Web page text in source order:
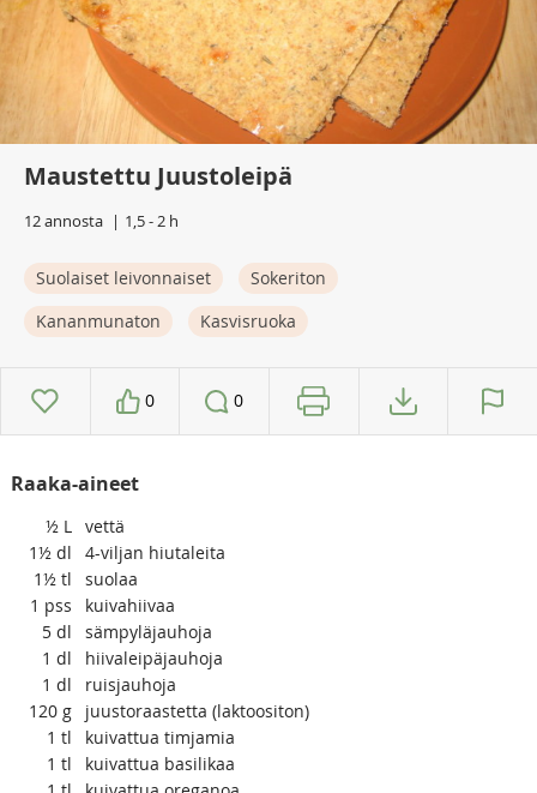
Maustettu Juustoleipä
12 annosta 1,5 - 2 h
Suolaiset leivonnaiset
Sokeriton
Kananmunaton
Kasvisruoka
0 0
Raaka-aineet
½ L vettä
1½ dl
4-viljan hiutaleita
1½ tl
suolaa
1 pss
kuivahiivaa
5 dl
sämpyläjauhoja
1 dl
hiivaleipäjauhoja
1 dl
ruisjauhoja
120 g
juustoraastetta (laktoositon)
1 tl
kuivattua timjamia
1 tl
kuivattua basilikaa